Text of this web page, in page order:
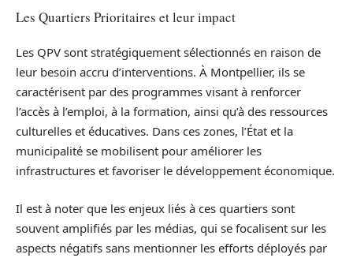
Les Quartiers Prioritaires et leur impact
Les QPV sont stratégiquement sélectionnés en raison de
leur besoin accru d’interventions. À Montpellier, ils se
caractérisent par des programmes visant à renforcer
l’accès à l’emploi, à la formation, ainsi qu’à des ressources
culturelles et éducatives. Dans ces zones, l’État et la
municipalité se mobilisent pour améliorer les
infrastructures et favoriser le développement économique.
Il est à noter que les enjeux liés à ces quartiers sont
souvent amplifiés par les médias, qui se focalisent sur les
aspects négatifs sans mentionner les efforts déployés par